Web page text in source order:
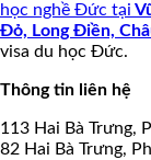
học nghề Đức tại
Đỏ, Long Điền,
visa du học Đức.
Thông tin liên hệ
113 Hai Bà Trưng,
82 Hai Bà Trưng,